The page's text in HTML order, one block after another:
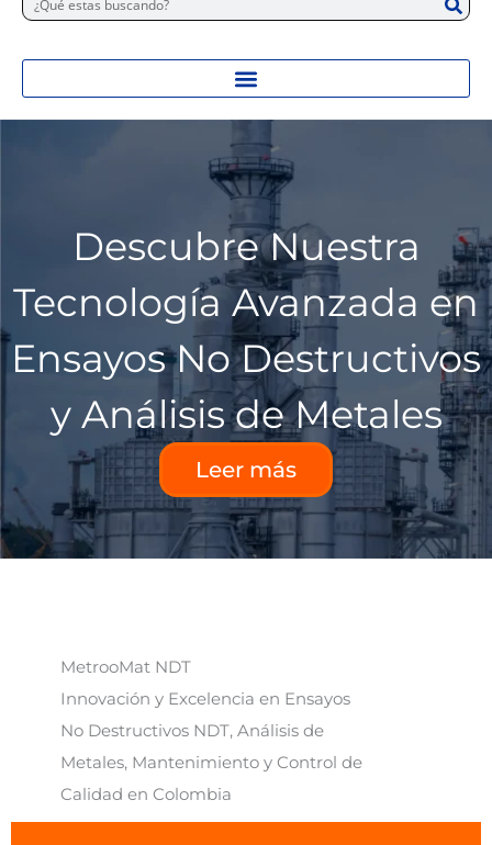
Descubre Nuestra
Tecnología Avanzada en
Ensayos No Destructivos
y Análisis de Metales
Leer más
MetrooMat NDT
Innovación y Excelencia en Ensayos
No Destructivos NDT, Análisis de
Metales, Mantenimiento y Control de
Calidad en Colombia